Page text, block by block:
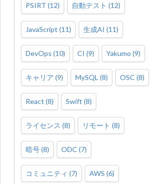
PSIRT (12) 自動テスト (12)
JavaScript (11) 生成AI (11)
DevOps (10) CI (9) Yakumo (9)
キャリア (9) MySQL (8) OSC (8)
React (8) Swift (8)
ライセンス (8) リモート (8)
暗号(8) ODC (7)
コミュニティ (7) AWS (6)